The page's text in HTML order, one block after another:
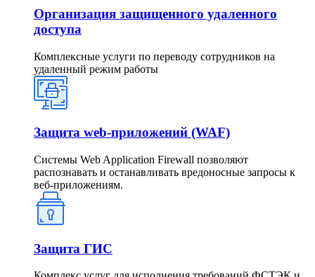
Организация защищенного удаленного
доступа
Комплексные услуги по переводу сотрудников на
удаленный режим работы
Защита web-приложений (WAF)
Системы Web Application Firewall позволяют
распознавать и останавливать вредоносные запросы к
веб-приложениям.
Защита ГИС